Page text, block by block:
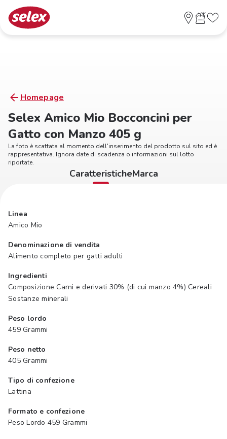
Homepage
Selex Amico Mio Bocconcini per
Gatto con Manzo 405 g
La foto è scattata al momento dell'inserimento del prodotto sul sito ed è
rappresentativa. Ignora date di scadenza o informazioni sul lotto
riportate.
CaratteristicheMarca
Linea
Amico Mio
Denominazione di vendita
Alimento completo per gatti adulti
Ingredienti
Composizione Carni e derivati 30% (di cui manzo 4%) Cereali
Sostanze minerali
Peso lordo
459 Grammi
Peso netto
405 Grammi
Tipo di confezione
Lattina
Formato e confezione
Peso Lordo 459 Grammi